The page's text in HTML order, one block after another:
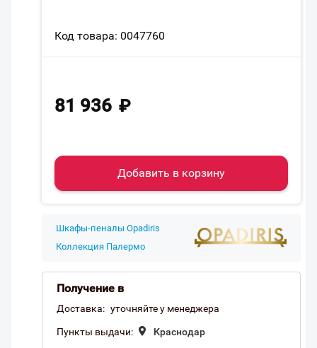
Код товара: 0047760
81 936 ₽
Добавить в корзину
Шкафы-пеналы Opadiris
Коллекция Палермо
Получение в
Доставка: уточняйте у менеджера
Пункты выдачи: Краснодар